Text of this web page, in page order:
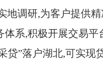
地调研,为客户提供
系,积极开展交易
贷”落户湖北,可实